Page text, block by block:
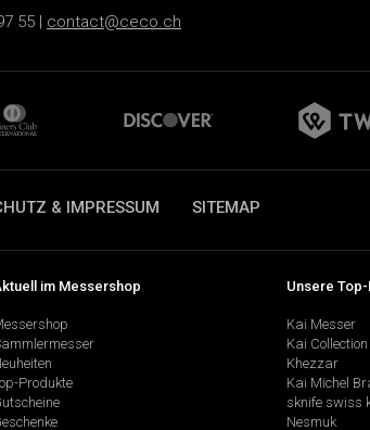
55 | contact@ceco.ch
& IMPRESSUM SITEMAP
im Messershop
Produkte
Unsere
Kai Messer
Kai
Khezzar
Kai Michel
sknife swiss
Nesmuk